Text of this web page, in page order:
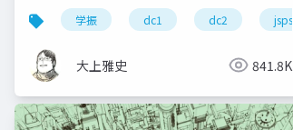
学振 dc1 dc2 jsps
大上雅史 841.8K